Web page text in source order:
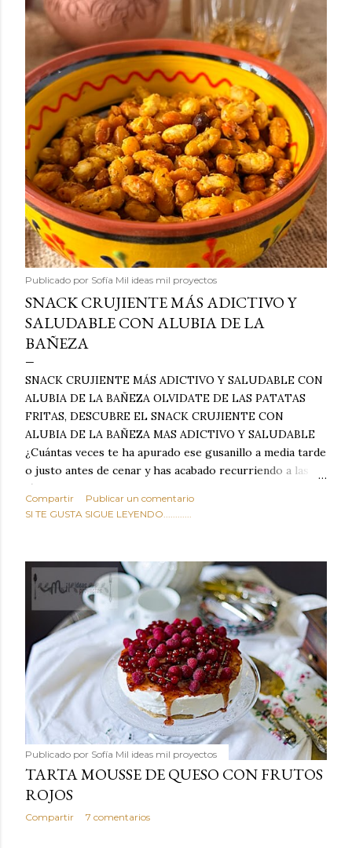
Publicado por Sofía Mil ideas mil proyectos
SNACK CRUJIENTE MÁS ADICTIVO Y
SALUDABLE CON ALUBIA DE LA
BAÑEZA
SNACK CRUJIENTE MÁS ADICTIVO Y SALUDABLE CON
ALUBIA DE LA BAÑEZA OLVIDATE DE LAS PATATAS
FRITAS, DESCUBRE EL SNACK CRUJIENTE CON
ALUBIA DE LA BAÑEZA MAS ADICTIVO Y SALUDABLE
¿Cuántas veces te ha apurado ese gusanillo a media tarde
o justo antes de cenar y has acabado recurriendo a las
típicas patatas de bolsa, frutos secos fritos o snacks
ultraprocesados llenos de grasas saturadas y sodio?
sabroso, con ese toque tostado y crujiente que tanto nos
satisface. Estas alubias crujientes al horno van a cambiar
por completo tu forma de ver las legumbres. Olvídate de
asociar las alubias únicamente a los guisos tradicionales y
copiosos de invierno. Con esta receta simple pero
revolucionaria, transformaremos un ingrediente tan
humilde como la alubia de La Bañeza en un snack ligero,
dorado, cargado de proteína y 100% natural. Es el
sustituto perfecto a los frutos se...
Compartir
Publicar un comentario
SI TE GUSTA SIGUE LEYENDO............
Publicado por Sofía Mil ideas mil proyectos
TARTA MOUSSE DE QUESO CON FRUTOS
ROJOS
Compartir 7 comentarios